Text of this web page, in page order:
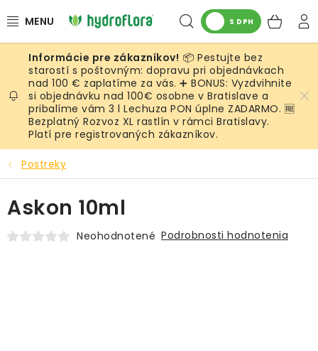
na
Hľadať
S DPH
RASTLINY
UMELÉ RASTLINY
KVETINÁČE
SUBSTRÁTY A PRÍSLUŠENSTVO
SERVIS INTERIÉROVEJ ZELENE
MACHY
📦 Pestujte bez
starostí s poštovným: dopravu pri objednávkach
nad 100 € zaplatíme za vás. ➕ BONUS: Vyzdvihnite
si objednávku nad 100€ osobne v Bratislave a
pribalíme vám 3 l Lechuza PON úplne ZADARMO. 🆓
Bezplatný Rozvoz XL rastlín v rámci Bratislavy.
Platí pre registrovaných zákazníkov.
Postreky
Askon 10ml
Neohodnotené Podrobnosti hodnotenia